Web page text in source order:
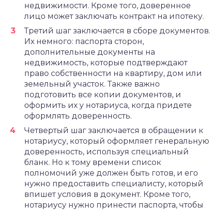
недвижимости. Кроме того, доверенное
лицо может заключать контракт на ипотеку.
Третий шаг заключается в сборе документов.
Их немного: паспорта сторон,
дополнительные документы на
недвижимость, которые подтверждают
право собственности на квартиру, дом или
земельный участок. Также важно
подготовить все копии документов, и
оформить их у нотариуса, когда придете
оформлять доверенность.
Четвертый шаг заключается в обращении к
нотариусу, который оформляет генеральную
доверенность, используя специальный
бланк. Но к тому времени список
полномочий уже должен быть готов, и его
нужно предоставить специалисту, который
впишет условия в документ. Кроме того,
нотариусу нужно принести паспорта, чтобы